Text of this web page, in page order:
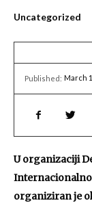
Uncategorized
Published: March
U organizaciji
organiziran je